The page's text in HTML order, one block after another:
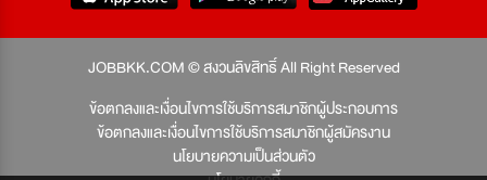
JOBBKK.COM © สงวนลิขสิทธิ์ All Right Reserved
ข้อตกลงและเงื่อนไขการใช้บริการสมาชิกผู้ประกอบการ
ข้อตกลงและเงื่อนไขการใช้บริการสมาชิกผู้สมัครงาน
นโยบายความเป็นส่วนตัว